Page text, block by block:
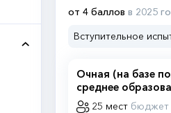
от 4 баллов в 2025
Вступительное
Очная (на базе
среднее
25 мест бюджет